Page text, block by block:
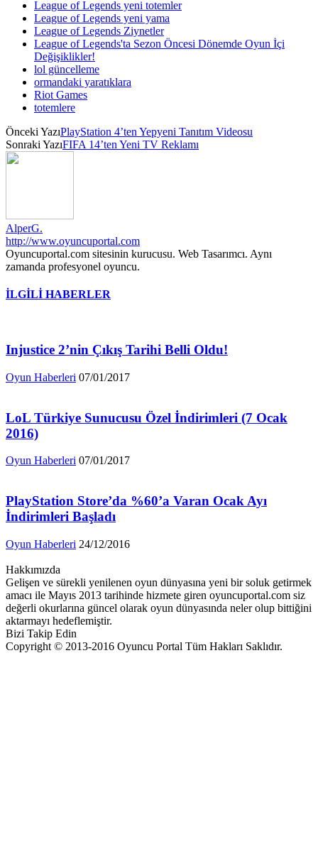
League of Legends yeni totemler
League of Legends yeni yama
League of Legends Ziynetler
League of Legends'ta Sezon Öncesi Dönemde Oyun İçi
Değişiklikler!
lol güncelleme
ormandaki yaratıklara
Riot Games
totemlere
Önceki YazıPlayStation 4’ten Yepyeni Tanıtım Videosu
Sonraki YazıFIFA 14’ten Yeni TV Reklamı
AlperG.
http://www.oyuncuportal.com
Oyuncuportal.com sitesinin kurucusu. Web Tasarımcı. Aynı
zamanda profesyonel oyuncu.
İLGİLİ HABERLER
Injustice 2’nin Çıkış Tarihi Belli Oldu!
Oyun Haberleri 07/01/2017
LoL Türkiye Sunucusu Özel İndirimleri (7 Ocak
2016)
Oyun Haberleri 07/01/2017
PlayStation Store’da %60’a Varan Ocak Ayı
İndirimleri Başladı
Oyun Haberleri 24/12/2016
Hakkımızda
Gelişen ve sürekli yenilenen oyun dünyasına yeni bir soluk getirmek
amacı ile Mayıs 2013 tarihinde hizmete giren oyuncuportal.com siz
değerli okurlarına güncel olarak oyun dünyasında neler olup bittiğini
aktarmayı hedeflemiştir.
Bizi Takip Edin
Copyright © 2013-2016 Oyuncu Portal Tüm Hakları Saklıdır.